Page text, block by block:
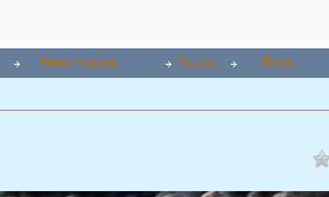
Регистрация Выход Вход